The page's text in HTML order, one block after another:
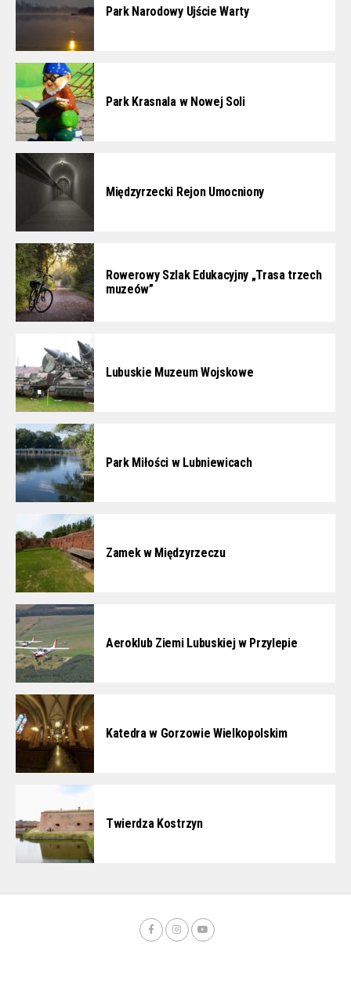
Park Narodowy Ujście Warty
Park Krasnala w Nowej Soli
Międzyrzecki Rejon Umocniony
Rowerowy Szlak Edukacyjny „Trasa trzech
muzeów”
Lubuskie Muzeum Wojskowe
Park Miłości w Lubniewicach
Zamek w Międzyrzeczu
Aeroklub Ziemi Lubuskiej w Przylepie
Katedra w Gorzowie Wielkopolskim
Twierdza Kostrzyn